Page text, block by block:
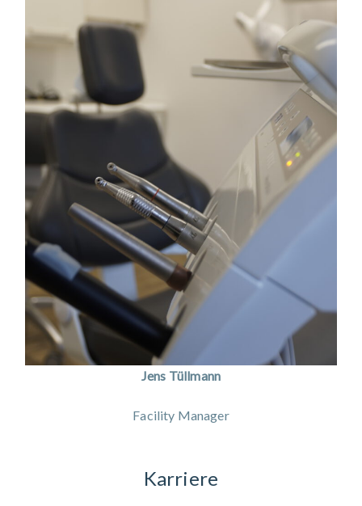
Jens Tüllmann
Facility Manager
Karriere